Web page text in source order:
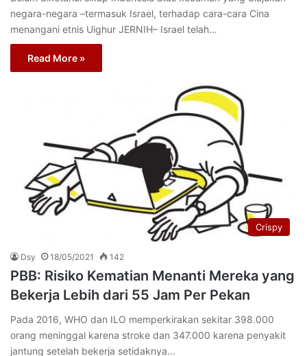
negara-negara –termasuk Israel, terhadap cara-cara Cina
menangani etnis Uighur JERNIH– Israel telah…
Read More »
Crispy
Dsy 18/05/2021 142
PBB: Risiko Kematian Menanti Mereka yang
Bekerja Lebih dari 55 Jam Per Pekan
Pada 2016, WHO dan ILO memperkirakan sekitar 398.000
orang meninggal karena stroke dan 347.000 karena penyakit
jantung setelah bekerja setidaknya…